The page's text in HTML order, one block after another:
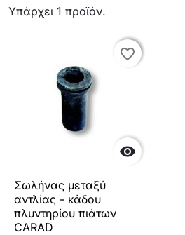
Υπάρχει 1 προϊόν.

favorite_border
favorite_border
Σωλήνας μεταξύ
αντλίας - κάδου
πλυντηρίου πιάτων
CARAD